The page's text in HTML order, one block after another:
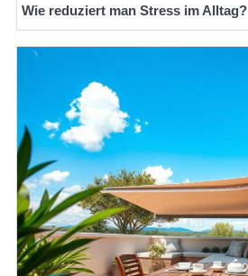
Wie reduziert man Stress im Alltag?